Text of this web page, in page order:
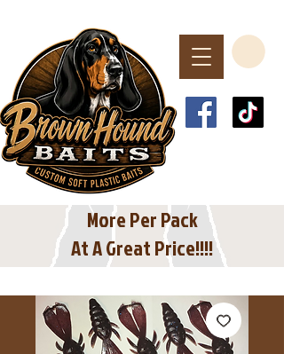
Spend $40 or More
More Per Pack
At A Great Price!!!!